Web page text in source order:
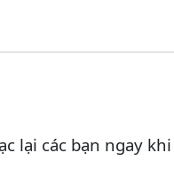
lại các bạn ngay